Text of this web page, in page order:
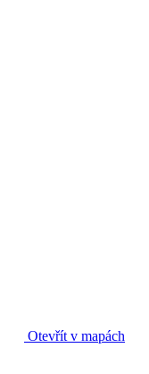
Otevřít v mapách